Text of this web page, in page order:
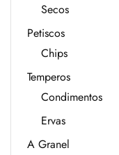
Secos
Petiscos
Chips
Temperos
Condimentos
Ervas
A Granel